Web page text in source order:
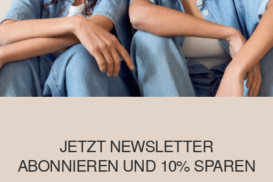
JETZT NEWSLETTER
ABONNIEREN UND 10% SPAREN